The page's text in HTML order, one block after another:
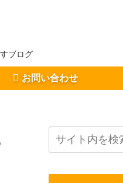
ブログ
お問い合わせ